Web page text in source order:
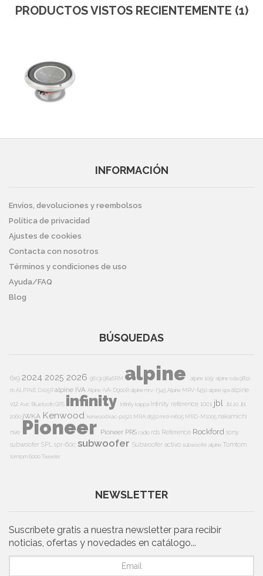
PRODUCTOS VISTOS RECIENTEMENTE (1)
INFORMACIÓN
Envíos, devoluciones y reembolsos
Política de privacidad
Ajustes de cookies
Contacta con nosotros
Términos y condiciones de uso
Ayuda/FAQ
Blog
BÚSQUEDAS
6x9 2024 2025 2026 9613i9846RM alpine alpine 105r alpine cda 9812
rbALPINE D105Ralpine IVA Alpine IVA-D900Ralpine mrv-f345Alpine MRV-f450alpine spxalpine
v12 Avic BluetoothGPS infinity Infinity kappa Infinity reference 10cs jbl Jbl 20 Jbl
2060 jWKA Kenwood kenwood kac-ps521 MRA d550mrd-m605 MRD-M1005 nakamichi
nve Pioneer Pioneer PRS radio rds Reference Rockford sony
subwoofer SPL spr-60c subwoofer Subwoofer activo subwoofer alpine Tomtom
tomtom 6000Tweeter
NEWSLETTER
Suscríbete gratis a nuestra newsletter para recibir
noticias, ofertas y novedades en catálogo...